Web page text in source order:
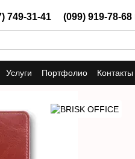
749-31-41 (099) 919-78-68
Услуги Портфолио Контакты